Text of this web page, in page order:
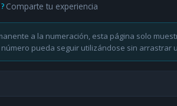
Comparte tu experiencia
a la numeración, esta página solo
pueda seguir utilizándose sin arrastrar